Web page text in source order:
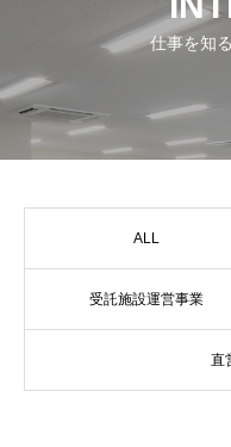
仕事を知
ALL
受託施設運営事業
直